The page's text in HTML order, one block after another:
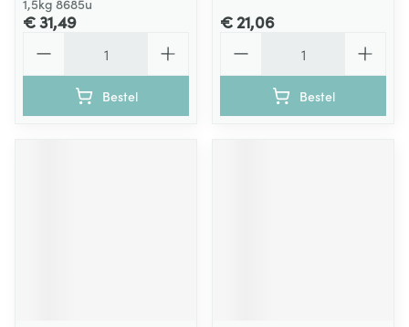
1,5kg 8685u
€ 31,49
Bestel
€ 21,06
Bestel